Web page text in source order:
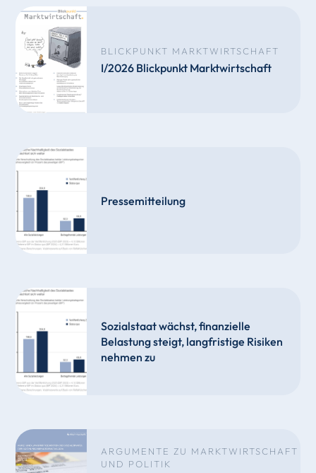
BLICKPUNKT MARKTWIRTSCHAFT
I/2026 Blickpunkt Marktwirtschaft
Pressemitteilung
Sozialstaat wächst, finanzielle
Belastung steigt, langfristige Risiken
nehmen zu
ARGUMENTE ZU MARKTWIRTSCHAFT
UND POLITIK